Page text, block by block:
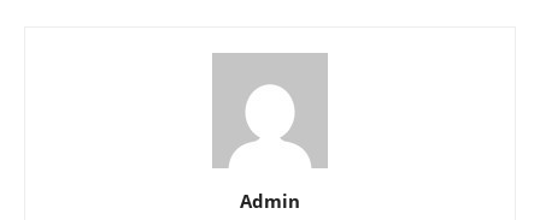
Admin